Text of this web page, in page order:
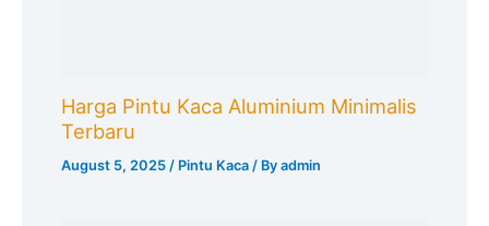
Harga Pintu Kaca Aluminium Minimalis
Terbaru
August 5, 2025 / Pintu Kaca / Byadmin